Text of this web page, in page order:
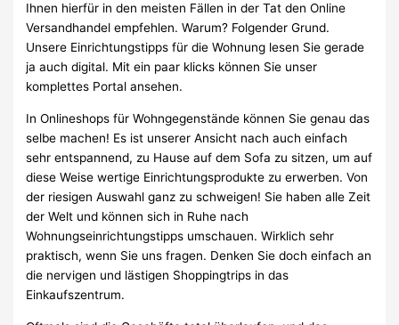
Ihnen hierfür in den meisten Fällen in der Tat den Online
Versandhandel empfehlen. Warum? Folgender Grund.
Unsere Einrichtungstipps für die Wohnung lesen Sie gerade
ja auch digital. Mit ein paar klicks können Sie unser
komplettes Portal ansehen.
In Onlineshops für Wohngegenstände können Sie genau das
selbe machen! Es ist unserer Ansicht nach auch einfach
sehr entspannend, zu Hause auf dem Sofa zu sitzen, um auf
diese Weise wertige Einrichtungsprodukte zu erwerben. Von
der riesigen Auswahl ganz zu schweigen! Sie haben alle Zeit
der Welt und können sich in Ruhe nach
Wohnungseinrichtungstipps umschauen. Wirklich sehr
praktisch, wenn Sie uns fragen. Denken Sie doch einfach an
die nervigen und lästigen Shoppingtrips in das
Einkaufszentrum.